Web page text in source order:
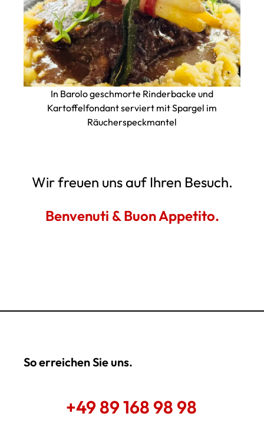
In Barolo geschmorte Rinderbacke und
Kartoffelfondant serviert mit Spargel im
Räucherspeckmantel
Wir freuen uns auf Ihren Besuch.
Benvenuti & Buon Appetito.
So erreichen Sie uns.
+49 89 168 98 98